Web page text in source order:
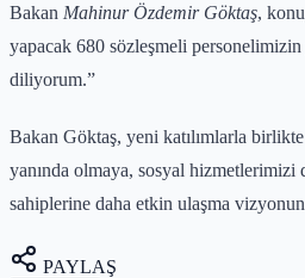
Bakan Mahinur Özdemir Göktaş,
yapacak 680 sözleşmeli personelimizin
diliyorum.”
Bakan Göktaş, yeni katılımlarla birlikte
yanında olmaya, sosyal
sahiplerine daha etkin ulaşma
PAYLAŞ